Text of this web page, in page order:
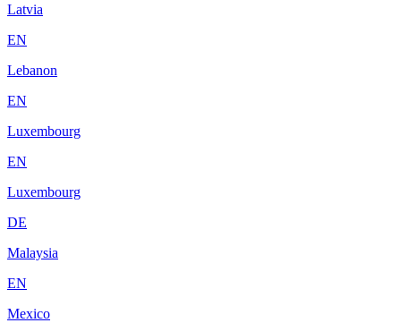
Latvia
EN
Lebanon
EN
Luxembourg
EN
Luxembourg
DE
Malaysia
EN
Mexico